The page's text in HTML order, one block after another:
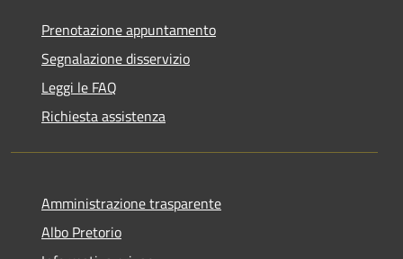
Prenotazione appuntamento
Segnalazione disservizio
Leggi le FAQ
Richiesta assistenza
Amministrazione trasparente
Albo Pretorio